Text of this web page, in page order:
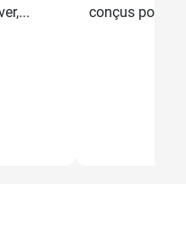
conçus pour